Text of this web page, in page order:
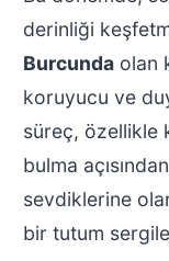
derinliği
Burcundaolan
koruyucu ve
süreç, özellikle
bulma
sevdiklerine
bir tutum